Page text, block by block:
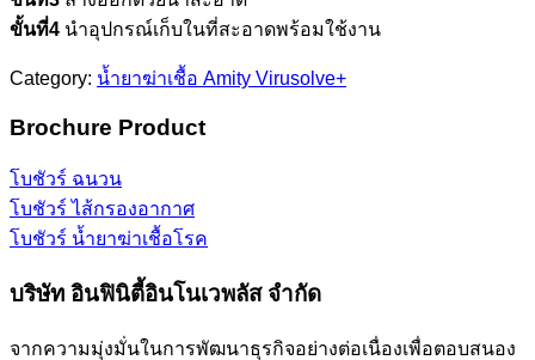
ขั้นที่4 นำอุปกรณ์เก็บในที่สะอาดพร้อมใช้งาน
Category: น้ำยาฆ่าเชื้อ Amity Virusolve+
Brochure Product
โบชัวร์ ฉนวน
โบชัวร์ ไส้กรองอากาศ
โบชัวร์ น้ำยาฆ่าเชื้อโรค
บริษัท อินฟินิตี้อินโนเวพลัส จำกัด
จากความมุ่งมั่นในการพัฒนาธุรกิจอย่างต่อเนื่องเพื่อตอบสนอง